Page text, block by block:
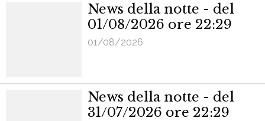
News della notte - del
01/08/2026 ore 22:29
01/08/2026
News della notte - del
31/07/2026 ore 22:29